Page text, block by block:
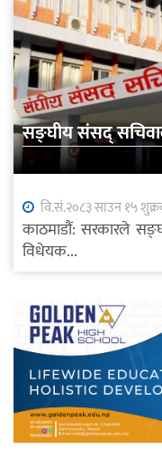
सङ्घीय संसद्
वि.सं.२०८३ साउन १५
काठमाडौं: सरकारले
विधेयक...